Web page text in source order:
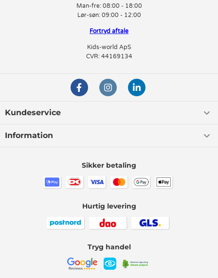
Man-fre: 08:00 - 18:00
Lør-søn: 09:00 - 12:00
Fortryd aftale
Kids-world ApS
CVR: 44169134
Kundeservice
Information
Sikker betaling
Hurtig levering
Tryg handel